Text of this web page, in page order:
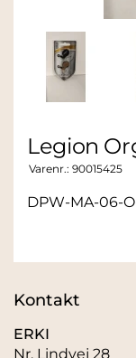
Legion
Varenr.: 90015425
DPW-MA-06-
Kontakt
ERKI
Nr. Lindvej 28